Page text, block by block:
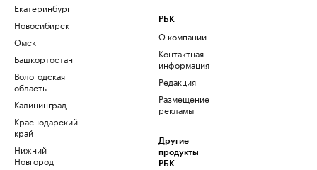
Екатеринбург
Новосибирск
Омск
Башкортостан
Вологодская
область
Калининград
Краснодарский
край
Нижний
Новгород
РБК
О компании
Контактная
информация
Редакция
Размещение
рекламы
Другие
продукты
РБК